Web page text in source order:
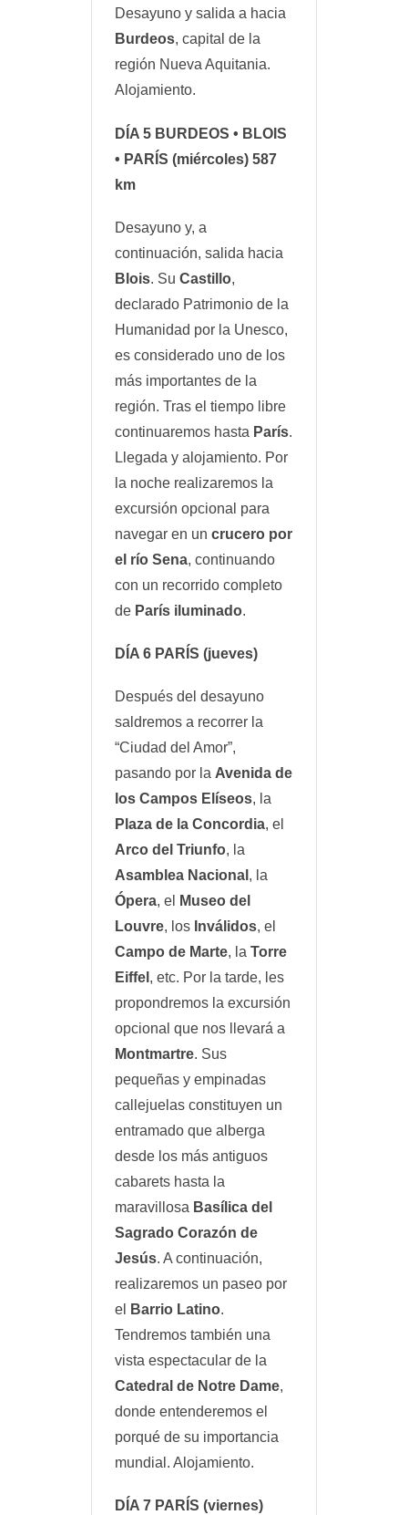
Desayuno y salida a hacia
Burdeos, capital de la
región Nueva Aquitania.
Alojamiento.
DÍA 5 BURDEOS • BLOIS
• PARÍS (miércoles) 587
km
Desayuno y, a
continuación, salida hacia
Blois. Su Castillo,
declarado Patrimonio de la
Humanidad por la Unesco,
es considerado uno de los
más importantes de la
región. Tras el tiempo libre
continuaremos hasta París.
Llegada y alojamiento. Por
la noche realizaremos la
excursión opcional para
navegar en un crucero por
el río Sena, continuando
con un recorrido completo
de París iluminado.
DÍA 6 PARÍS (jueves)
Después del desayuno
saldremos a recorrer la
“Ciudad del Amor”,
pasando por la Avenida de
los Campos Elíseos, la
Plaza de la Concordia, el
Arco del Triunfo, la
Asamblea Nacional , la
Ópera, el
Museo del
Louvre, los Inválidos, el
Campo de Marte, la Torre
Eiffel , etc. Por la tarde, les
propondremos la excursión
opcional que nos llevará a
Montmartre. Sus
pequeñas y empinadas
callejuelas constituyen un
entramado que alberga
desde los más antiguos
cabarets hasta la
maravillosa Basílica del
Sagrado Corazón de
Jesús. A continuación,
realizaremos un paseo por
el
Barrio Latino.
Tendremos también una
vista espectacular de la
Catedral de Notre Dame,
donde entenderemos el
porqué de su importancia
mundial. Alojamiento.
DÍA 7 PARÍS (viernes)